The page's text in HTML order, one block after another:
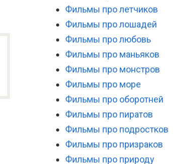
Фильмы про летчиков
Фильмы про лошадей
Фильмы про любовь
Фильмы про маньяков
Фильмы про монстров
Фильмы про море
Фильмы про оборотней
Фильмы про пиратов
Фильмы про подростков
Фильмы про призраков
Фильмы про природу